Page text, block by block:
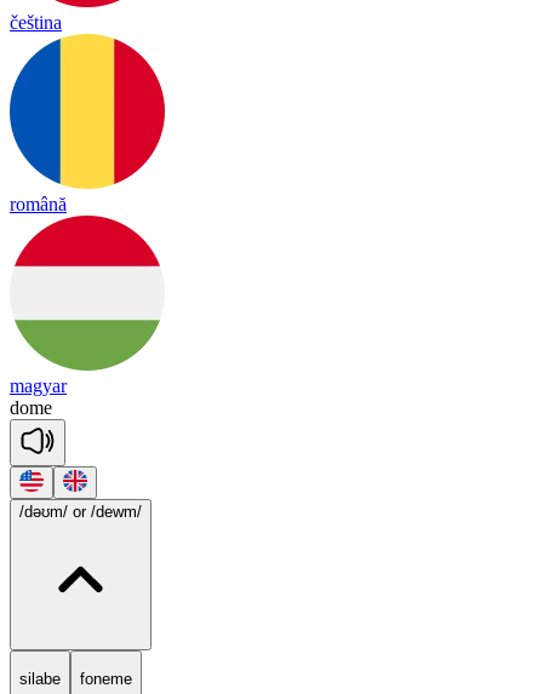
čeština
română
magyar
dome
/dəʊm/ or /dewm/
silabe foneme